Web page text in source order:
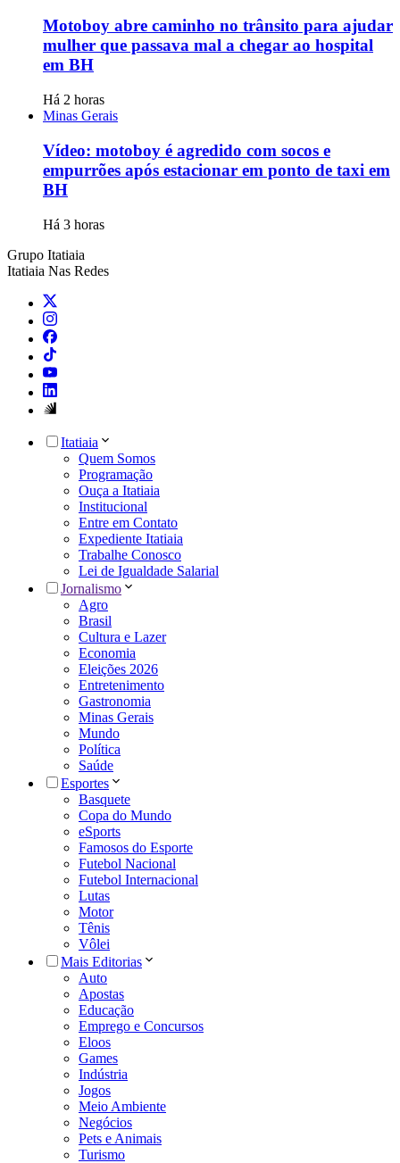
Motoboy abre caminho no trânsito para ajudar
mulher que passava mal a chegar ao hospital
em BH
Há 2 horas
Minas Gerais
Vídeo: motoboy é agredido com socos e
empurrões após estacionar em ponto de taxi em
BH
Há 3 horas
Grupo Itatiaia
Itatiaia Nas Redes
Itatiaia
Quem Somos
Programação
Ouça a Itatiaia
Institucional
Entre em Contato
Expediente Itatiaia
Trabalhe Conosco
Lei de Igualdade Salarial
Jornalismo
Agro
Brasil
Cultura e Lazer
Economia
Eleições 2026
Entretenimento
Gastronomia
Minas Gerais
Mundo
Política
Saúde
Esportes
Basquete
Copa do Mundo
eSports
Famosos do Esporte
Futebol Nacional
Futebol Internacional
Lutas
Motor
Tênis
Vôlei
Mais Editorias
Auto
Apostas
Educação
Emprego e Concursos
Eloos
Games
Indústria
Jogos
Meio Ambiente
Negócios
Pets e Animais
Turismo